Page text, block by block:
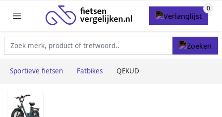
Sportieve fietsen Fatbikes QEKUD